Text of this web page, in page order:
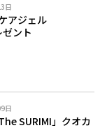
日
アジェル
ゼント
日
SURIMI」クオカ